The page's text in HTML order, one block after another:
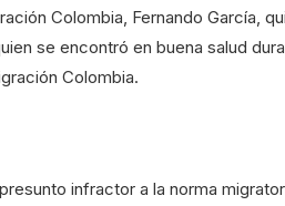
Colombia, Fernando García,
se encontró en buena salud
Colombia.
infractor a la norma